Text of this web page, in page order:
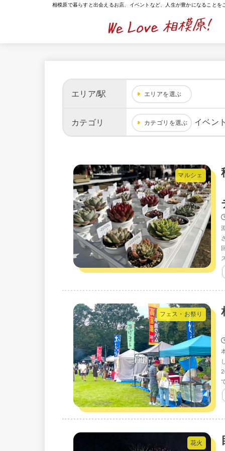
相模原で暮らすと出会えるお店、イベントなど、人生が豊かになることを
エリア/駅 エリアを選ぶ
カテゴリ カテゴリを選ぶ イベン
マルシェ
フェス・お祭り
花火